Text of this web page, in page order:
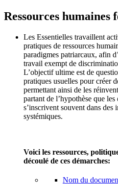
Ressources humaines
Les Essentielles travaillent
pratiques de ressources
paradigmes patriarcaux, afin
travail exempt de
L’objectif ultime est de
pratiques usuelles pour créer
permettant ainsi de les
partant de l’hypothèse que
s’inscrivent souvent dans des
systémiques.
Voici les ressources,
découlé de ces démarches:
Nom du